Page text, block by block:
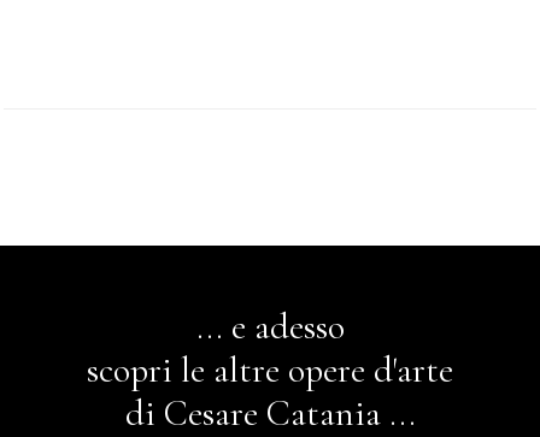
... e adesso
scopri le altre opere d'arte
di Cesare Catania ...